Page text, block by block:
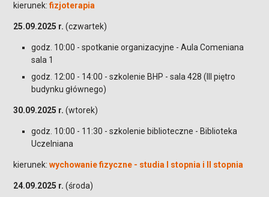
kierunek:fizjoterapia
25.09.2025 r. (czwartek)
godz. 10:00 - spotkanie organizacyjne - Aula Comeniana
sala 1
godz. 12:00 - 14:00 - szkolenie BHP - sala 428 (III piętro
budynku głównego)
30.09.2025 r. (wtorek)
godz. 10:00 - 11:30 - szkolenie biblioteczne - Biblioteka
Uczelniana
kierunek:wychowanie fizyczne - studia I stopnia i II stopnia
24.09.2025 r. (środa)